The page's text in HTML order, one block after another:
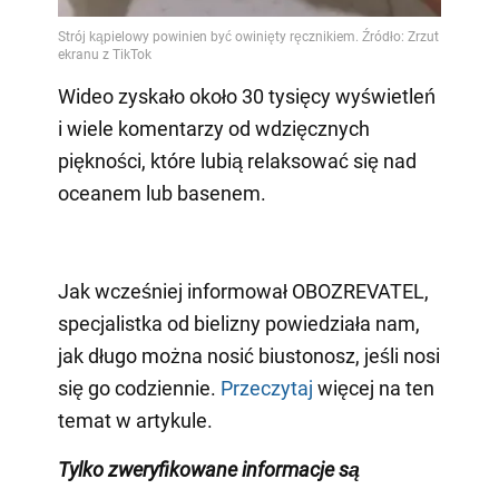
Wideo zyskało około 30 tysięcy wyświetleń
i wiele komentarzy od wdzięcznych
piękności, które lubią relaksować się nad
oceanem lub basenem.
Jak wcześniej informował OBOZREVATEL,
specjalistka od bielizny powiedziała nam,
jak długo można nosić biustonosz, jeśli nosi
się go codziennie. Przeczytaj więcej na ten
temat w artykule.
Tylko zweryfikowane informacje są